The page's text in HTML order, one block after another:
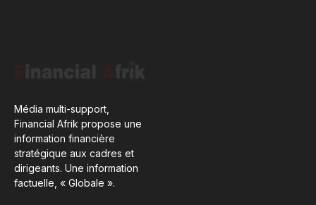
Média multi-support,
Financial Afrik propose une
information financière
stratégique aux cadres et
dirigeants. Une information
factuelle, « Globale ».